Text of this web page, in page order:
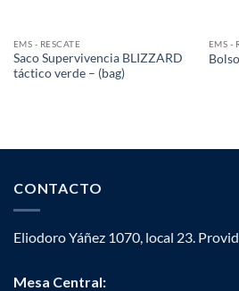
EMS - RESCATE
Saco Supervivencia BLIZZARD
táctico verde – (bag)
EMS -
CONTACTO
Eliodoro Yáñez 1070, local 23.
Mesa Central: